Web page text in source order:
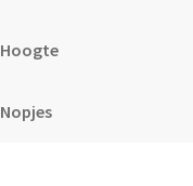
Hoogte
Nopjes